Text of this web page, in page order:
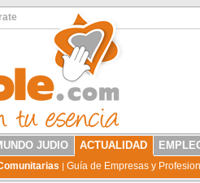
JUDIO ACTUALIDAD
| Guía de Empresas y